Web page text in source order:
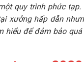
quy trình phức
xưởng hấp dẫn
hiểu để đảm bảo quá